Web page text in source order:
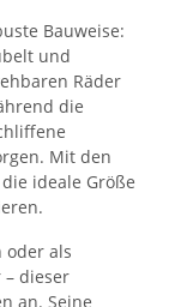
Bauweise:
und
Räder
die
Mit den
ideale Größe
oder als
dieser
an. Seine